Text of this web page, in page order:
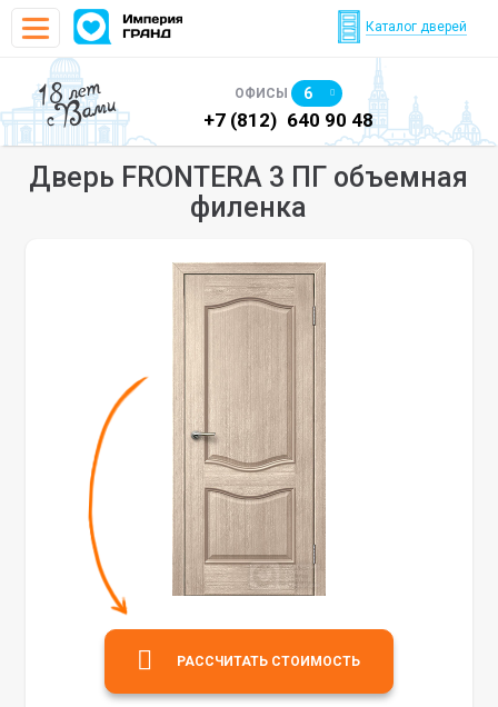
Каталог дверей
18 лет
с Вами ОФИСЫ 6
640 90 48 +7 (812) 640 90 48
Дверь FRONTERA 3 ПГ объемная
филенка
РАССЧИТАТЬ СТОИМОСТЬ